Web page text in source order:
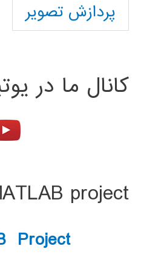
پردازش تصویر
کانال ما در
project
Project